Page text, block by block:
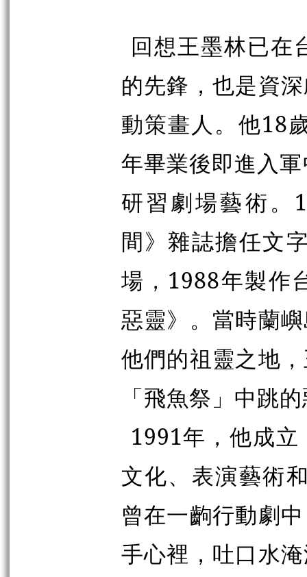
回想王墨林已在
的先鋒，也是資
動策畫人。他18
年畢業後即進入
研習劇場藝術。
間》雜誌擔任文
場，1988年製作
惡靈》。當時蘭
他們的祖靈之地
「飛魚祭」中跳
1991年，他成
文化、表演藝術
曾在一齣行動劇
手心裡，吐口水